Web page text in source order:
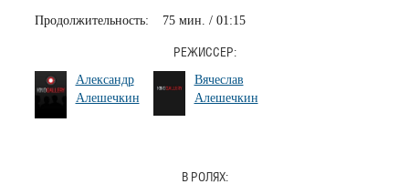
Продолжительность: 75 мин. / 01:15
РЕЖИССЕР:
Александр
Алешечкин
Вячеслав
Алешечкин
В РОЛЯХ: